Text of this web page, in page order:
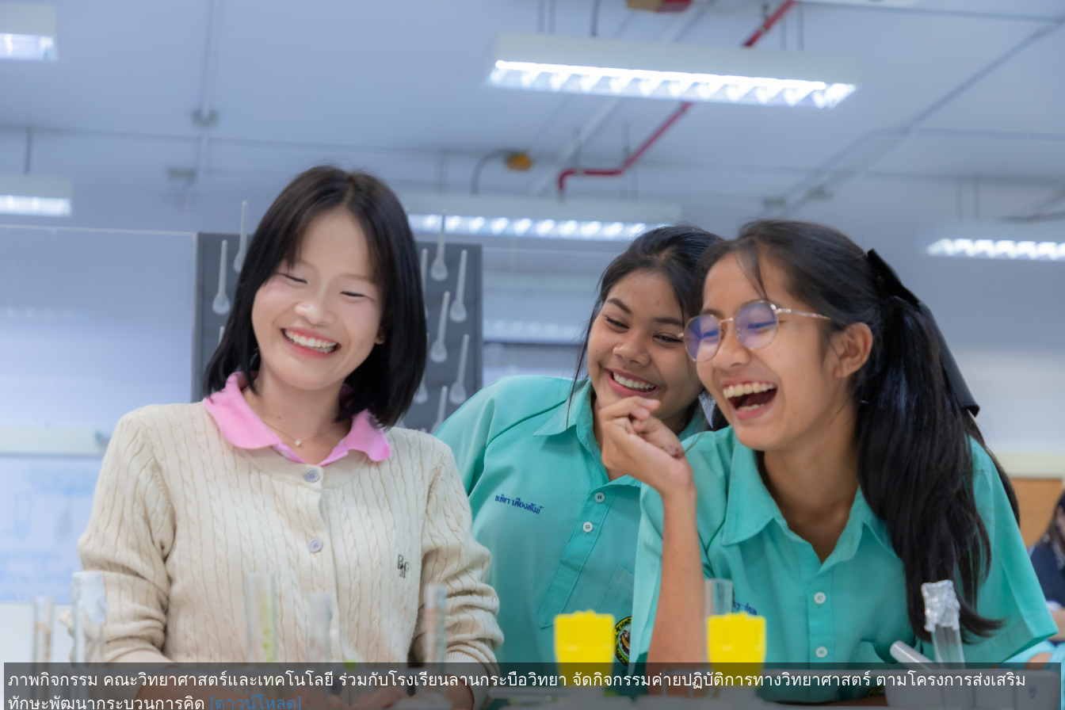
ภาพกิจกรรม คณะวิทยาศาสตร์และเทคโนโลยี ร่วมกับโรงเรียนลานกระบือวิทยา จัดกิจกรรมค่ายปฏิบัติการทางวิทยาศาสตร์ ตามโครงการส่งเสริม
ทักษะพัฒนากระบวนการคิด [ดาวน์โหลด]